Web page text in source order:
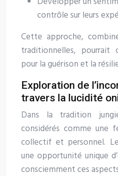
contrôle sur leurs
Cette approche,
traditionnelles,
pour la guérison et la
Exploration de
travers la lucidité
Dans la tradition
considérés comme une
collectif et personnel.
une opportunité unique
consciemment ces